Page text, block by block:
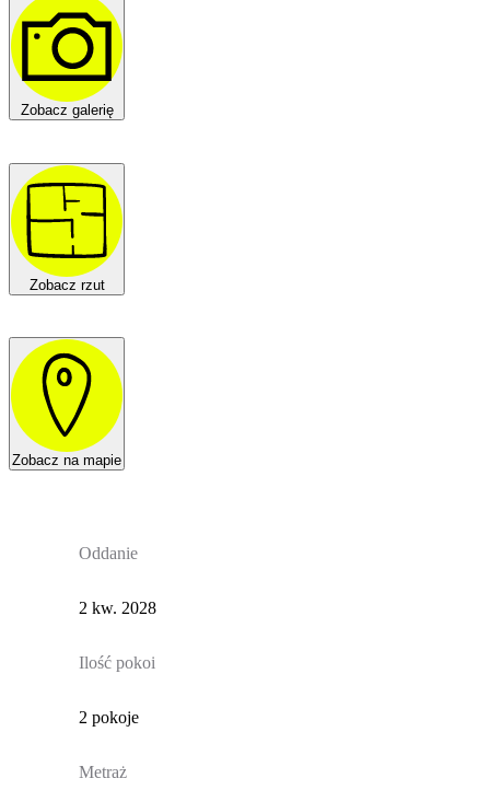
Zobacz galerię
Zobacz rzut
Zobacz na mapie
Oddanie
2 kw. 2028
Ilość pokoi
2 pokoje
Metraż